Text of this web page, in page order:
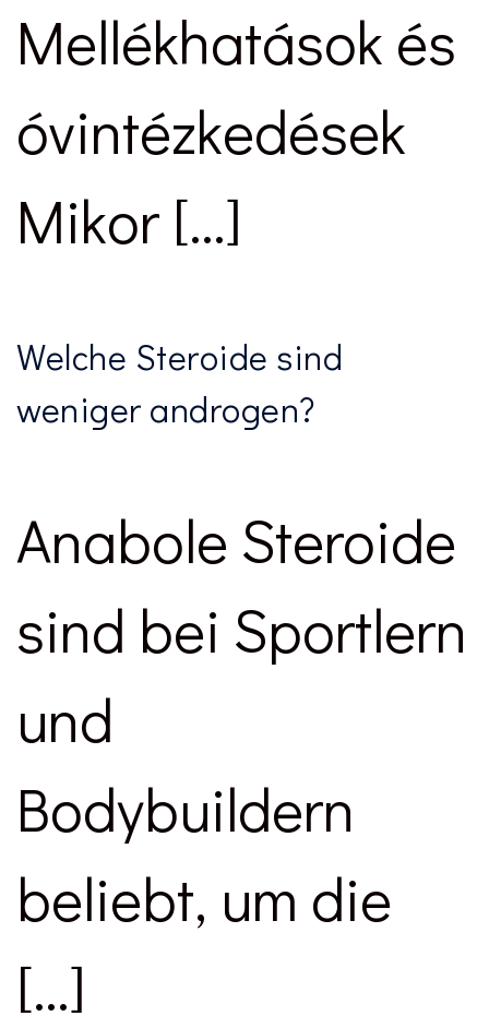
Mellékhatások és
óvintézkedések
Mikor […]
Welche Steroide sind
weniger androgen?
Anabole Steroide
sind bei Sportlern
und
Bodybuildern
beliebt, um die
[…]